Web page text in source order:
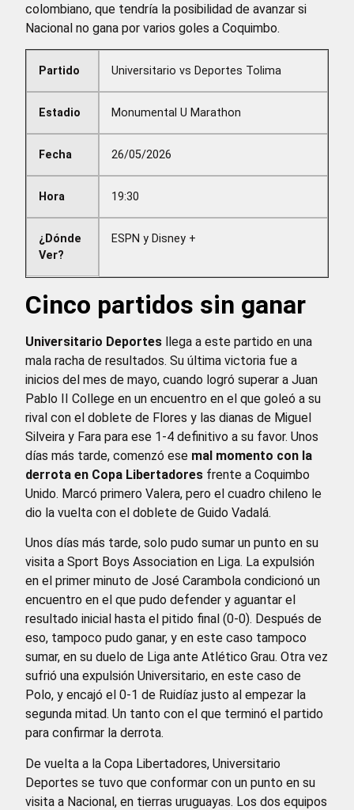
colombiano, que tendría la posibilidad de avanzar si
Nacional no gana por varios goles a Coquimbo.
Partido
Estadio
Fecha
Hora
¿Dónde
Ver?
Universitario vs Deportes Tolima
Monumental U Marathon
26/05/2026
19:30
ESPN y Disney +
Cinco partidos sin ganar
Universitario Deportes llega a este partido en una
mala racha de resultados. Su última victoria fue a
inicios del mes de mayo, cuando logró superar a Juan
Pablo II College en un encuentro en el que goleó a su
rival con el doblete de Flores y las dianas de Miguel
Silveira y Fara para ese 1-4 definitivo a su favor. Unos
días más tarde, comenzó ese mal momento con la
derrota en Copa Libertadores frente a Coquimbo
Unido. Marcó primero Valera, pero el cuadro chileno le
dio la vuelta con el doblete de Guido Vadalá.
Unos días más tarde, solo pudo sumar un punto en su
visita a Sport Boys Association en Liga. La expulsión
en el primer minuto de José Carambola condicionó un
encuentro en el que pudo defender y aguantar el
resultado inicial hasta el pitido final (0-0). Después de
eso, tampoco pudo ganar, y en este caso tampoco
sumar, en su duelo de Liga ante Atlético Grau. Otra vez
sufrió una expulsión Universitario, en este caso de
Polo, y encajó el 0-1 de Ruidíaz justo al empezar la
segunda mitad. Un tanto con el que terminó el partido
para confirmar la derrota.
De vuelta a la Copa Libertadores, Universitario
Deportes se tuvo que conformar con un punto en su
visita a Nacional, en tierras uruguayas. Los dos equipos